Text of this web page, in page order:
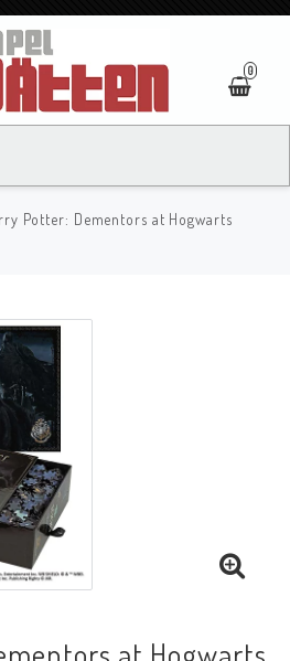
0
Potter: Dementors at Hogwarts
at Hogwarts